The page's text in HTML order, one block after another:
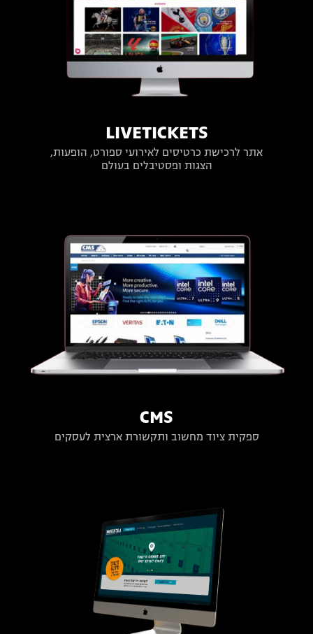
LIVETICKETS
אתר לרכישת כרטיסים לאירועי ספורט, הופעות,
הצגות ופסטיבלים בעולם
CMS
ספקית ציוד מחשוב ותקשורת ארצית לעסקים